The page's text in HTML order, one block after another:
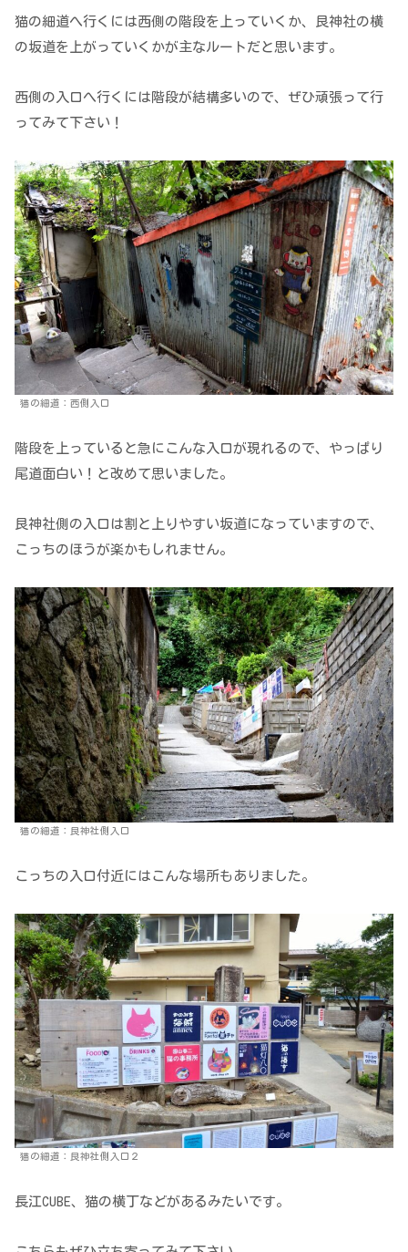
猫の細道へ行くには西側の階段を上っていくか、艮神社の横
の坂道を上がっていくかが主なルートだと思います。
西側の入口へ行くには階段が結構多いので、ぜひ頑張って行
ってみて下さい！
猫の細道：西側入口
階段を上っていると急にこんな入口が現れるので、やっぱり
尾道面白い！と改めて思いました。
艮神社側の入口は割と上りやすい坂道になっていますので、
こっちのほうが楽かもしれません。
猫の細道：艮神社側入口
こっちの入口付近にはこんな場所もありました。
猫の細道：艮神社側入口２
長江CUBE、猫の横丁などがあるみたいです。